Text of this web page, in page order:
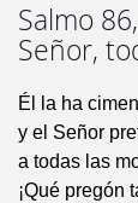
Salmo
Señor,
Él la ha
y el Señor
a todas las
¡Qué pregón